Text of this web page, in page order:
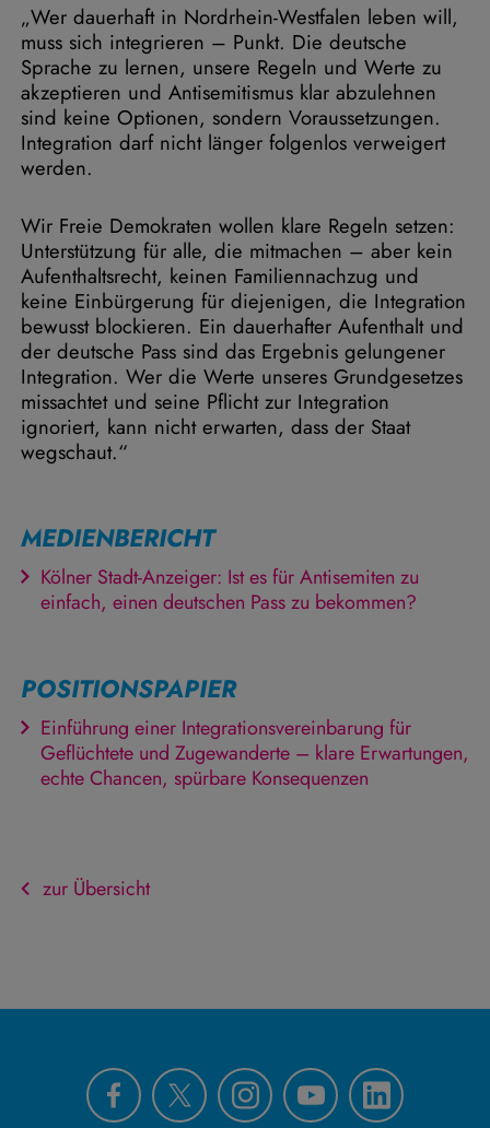
„Wer dauerhaft in Nordrhein-Westfalen leben will,
muss sich integrieren – Punkt. Die deutsche
Sprache zu lernen, unsere Regeln und Werte zu
akzeptieren und Antisemitismus klar abzulehnen
sind keine Optionen, sondern Voraussetzungen.
Integration darf nicht länger folgenlos verweigert
werden.
Wir Freie Demokraten wollen klare Regeln setzen:
Unterstützung für alle, die mitmachen – aber kein
Aufenthaltsrecht, keinen Familiennachzug und
keine Einbürgerung für diejenigen, die Integration
bewusst blockieren. Ein dauerhafter Aufenthalt und
der deutsche Pass sind das Ergebnis gelungener
Integration. Wer die Werte unseres Grundgesetzes
missachtet und seine Pflicht zur Integration
ignoriert, kann nicht erwarten, dass der Staat
wegschaut.“
MEDIENBERICHT
Kölner Stadt-Anzeiger: Ist es für Antisemiten zu
einfach, einen deutschen Pass zu bekommen?
POSITIONSPAPIER
Einführung einer Integrationsvereinbarung für
Geflüchtete und Zugewanderte – klare Erwartungen,
echte Chancen, spürbare Konsequenzen
zur Übersicht